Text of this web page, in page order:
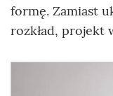
formę. Zamiast
rozkład, projekt